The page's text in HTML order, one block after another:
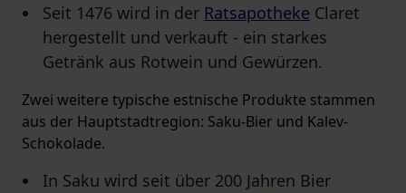
Seit 1476 wird in der Ratsapotheke Claret
hergestellt und verkauft - ein starkes
Getränk aus Rotwein und Gewürzen.
Zwei weitere typische estnische Produkte stammen
aus der Hauptstadtregion: Saku-Bier und Kalev-
Schokolade.
In Saku wird seit über 200 Jahren Bier